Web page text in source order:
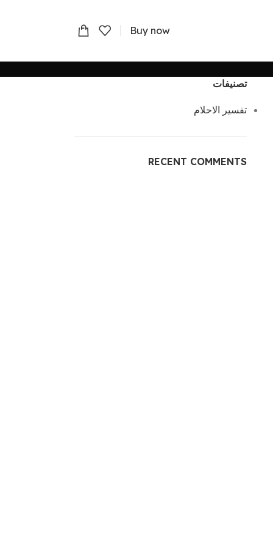
Buy now
تصنيفات
تفسير الاحلام
RECENT COMMENTS